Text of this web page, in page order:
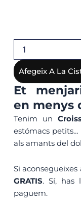
Repte
Super
Croissant
Afegeix A La
Et
en menys
Tenim un
estómacs
als amants del
Si
GRATIS. Sí, has
paguem.